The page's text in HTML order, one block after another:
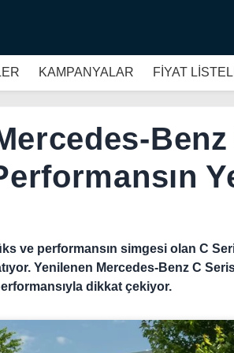
KAMPANYALAR FİYAT
Benz
ve performansın simgesi olan C
Yenilenen Mercedes-Benz C
dikkat çekiyor.